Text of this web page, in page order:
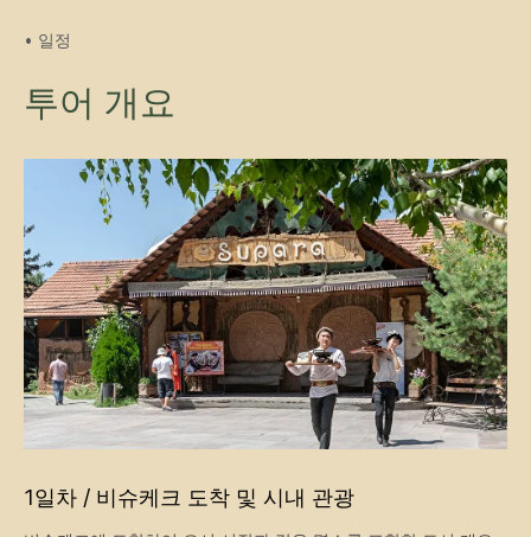
• 일정
투어 개요
1일차 / 비슈케크 도착 및 시내 관광